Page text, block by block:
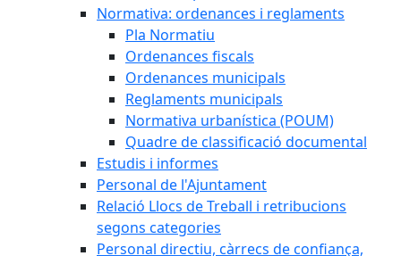
Normativa: ordenances i reglaments
Pla Normatiu
Ordenances fiscals
Ordenances municipals
Reglaments municipals
Normativa urbanística (POUM)
Quadre de classificació documental
Estudis i informes
Personal de l'Ajuntament
Relació Llocs de Treball i retribucions
segons categories
Personal directiu, càrrecs de confiança,